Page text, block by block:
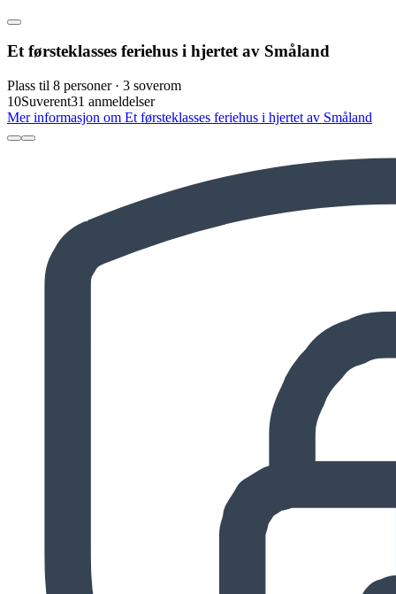
Et førsteklasses feriehus i hjertet av Småland
Plass til 8 personer · 3 soverom
10Suverent31 anmeldelser
Mer informasjon om Et førsteklasses feriehus i hjertet av Småland